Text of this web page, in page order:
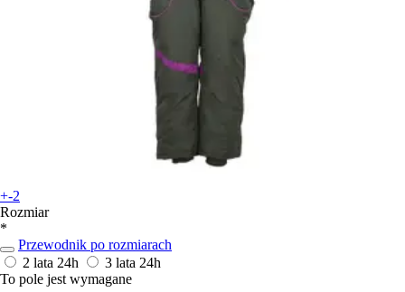
+-2
Rozmiar
*
Przewodnik po rozmiarach
2 lata 24h 3 lata 24h
To pole jest wymagane